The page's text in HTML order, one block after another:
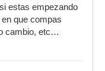
estas empezando
que compas
cambio, etc…